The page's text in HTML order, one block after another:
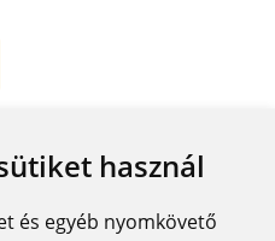
használ
és egyéb nyomkövető